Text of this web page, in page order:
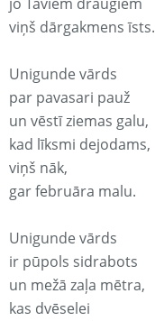
viņš dārgakmens īsts.
Unigunde vārds
par pavasari pauž
un vēstī ziemas galu,
kad līksmi dejodams,
viņš nāk,
gar februāra malu.
Unigunde vārds
ir pūpols sidrabots
un mežā zaļa mētra,
kas dvēselei